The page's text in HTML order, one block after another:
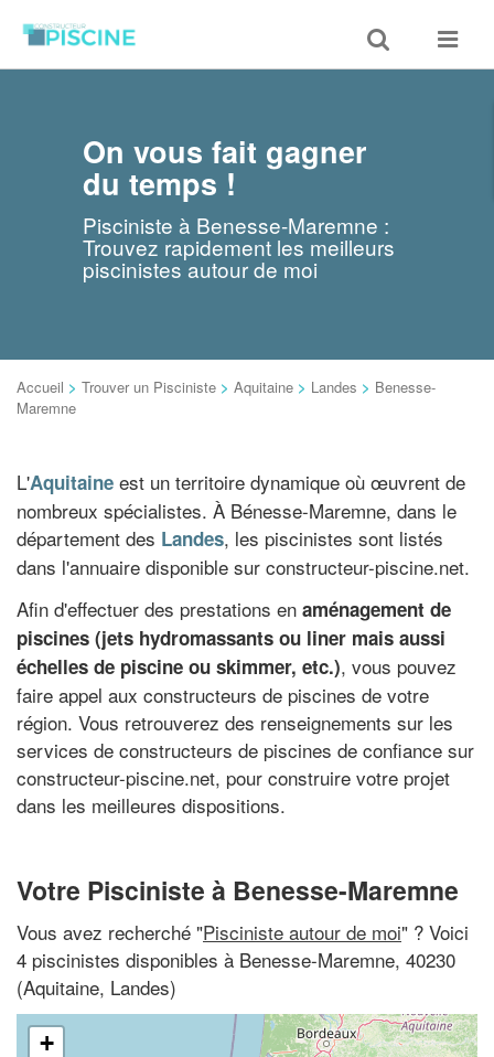
Toggle
search
Toggle
On vous fait gagner
du temps !
Pisciniste à Benesse-Maremne :
Trouvez rapidement les meilleurs
piscinistes autour de moi
Accueil > Trouver un Pisciniste > Aquitaine > Landes > Benesse-
Maremne
L'Aquitaine est un territoire dynamique où œuvrent de
nombreux spécialistes. À Bénesse-Maremne, dans le
département des Landes, les piscinistes sont listés
dans l'annuaire disponible sur constructeur-piscine.net.
Afin d'effectuer des prestations en aménagement de
piscines (jets hydromassants ou liner mais aussi
échelles de piscine ou skimmer, etc.), vous pouvez
faire appel aux constructeurs de piscines de votre
région. Vous retrouverez des renseignements sur les
services de constructeurs de piscines de confiance sur
constructeur-piscine.net, pour construire votre projet
dans les meilleures dispositions.
Votre Pisciniste à Benesse-Maremne
Vous avez recherché "Pisciniste autour de moi" ? Voici
4 piscinistes disponibles à Benesse-Maremne, 40230
(Aquitaine, Landes)
+